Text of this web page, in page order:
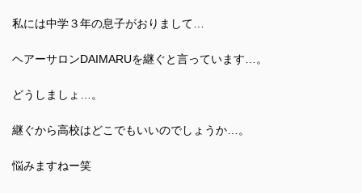
私には中学３年の息子がおりまして…
ヘアーサロンDAIMARUを継ぐと言っています…。
どうしましょ…。
継ぐから高校はどこでもいいのでしょうか…。
悩みますねー笑